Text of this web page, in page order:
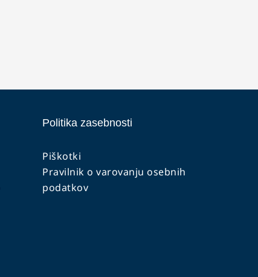
Politika zasebnosti
Piškotki
Pravilnik o varovanju osebnih
podatkov